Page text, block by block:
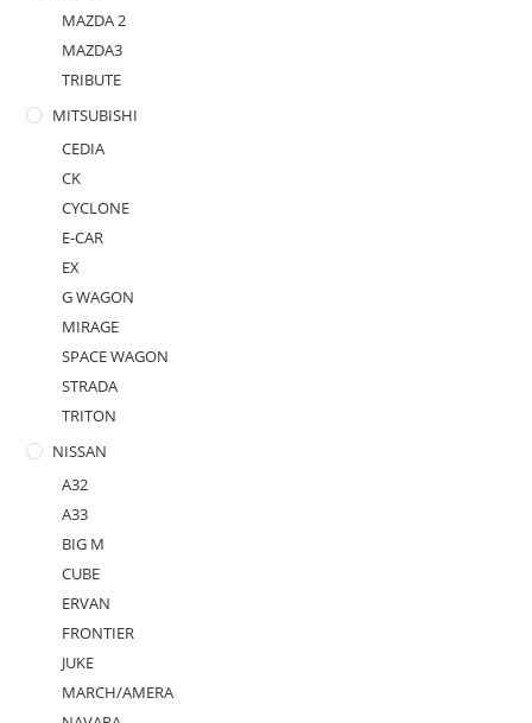
MAZDA 2
MAZDA3
TRIBUTE
MITSUBISHI
CEDIA
CK
CYCLONE
E-CAR
EX
G WAGON
MIRAGE
SPACE WAGON
STRADA
TRITON
NISSAN
A32
A33
BIG M
CUBE
ERVAN
FRONTIER
JUKE
MARCH/AMERA